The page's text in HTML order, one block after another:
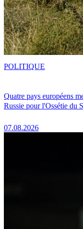
Quatre pays européens
Russie pour l'Ossétie du
07.08.2026
POLITIQUE